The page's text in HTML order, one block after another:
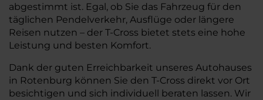
abgestimmt ist. Egal, ob Sie das Fahrzeug für den
täglichen Pendelverkehr, Ausflüge oder längere
Reisen nutzen – der T-Cross bietet stets eine hohe
Leistung und besten Komfort.
Dank der guten Erreichbarkeit unseres Autohauses
in Rotenburg können Sie den T-Cross direkt vor Ort
besichtigen und sich individuell beraten lassen. Wir